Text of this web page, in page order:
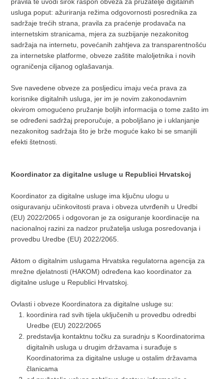
usluga poput: ažuriranja režima odgovornosti posrednika za
sadržaje trećih strana, pravila za praćenje prodavača na
internetskim stranicama, mjera za suzbijanje nezakonitog
sadržaja na internetu, povećanih zahtjeva za transparentnošću
za internetske platforme, obveze zaštite maloljetnika i novih
ograničenja ciljanog oglašavanja.
Sve navedene obveze za posljedicu imaju veća prava za
korisnike digitalnih usluga, jer im je novim zakonodavnim
okvirom omogućeno pružanje boljih informacija o tome zašto im
se određeni sadržaj preporučuje, a poboljšano je i uklanjanje
nezakonitog sadržaja što je brže moguće kako bi se smanjili
efekti štetnosti.
Koordinator za digitalne usluge u Republici Hrvatskoj
Koordinator za digitalne usluge ima ključnu ulogu u
osiguravanju učinkovitosti prava i obveza utvrđenih u Uredbi
(EU) 2022/2065 i odgovoran je za osiguranje koordinacije na
nacionalnoj razini za nadzor pružatelja usluga posredovanja i
provedbu Uredbe (EU) 2022/2065.
Aktom o digitalnim uslugama Hrvatska regulatorna agencija za
mrežne djelatnosti (HAKOM) određena kao koordinator za
digitalne usluge u Republici Hrvatskoj.
Ovlasti i obveze Koordinatora za digitalne usluge su:
koordinira rad svih tijela uključenih u provedbu odredbi
Uredbe (EU) 2022/2065
predstavlja kontaktnu točku za suradnju s Koordinatorima
digitalnih usluga u drugim državama i surađuje s
Koordinatorima za digitalne usluge u ostalim državama
članicama